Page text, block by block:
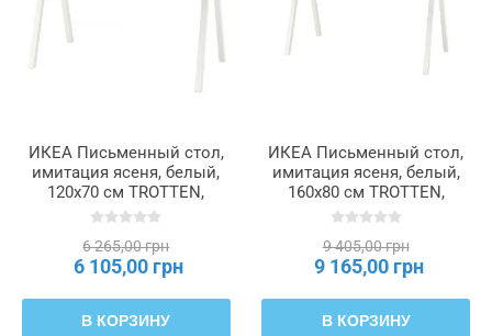
ИКЕА Письменный стол,
имитация ясеня, белый,
120x70 см TROTTEN,
196.219.19
6 265,00 грн
6 105,00 грн
В КОРЗИНУ
ИКЕА Письменный стол,
имитация ясеня, белый,
160x80 см TROTTEN,
396.219.23
9 405,00 грн
9 165,00 грн
В КОРЗИНУ